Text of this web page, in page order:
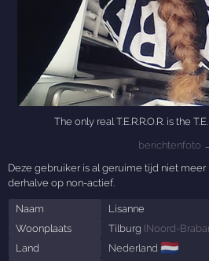
The only real T.E.R.R.O.R. is the
berichtenfoto
Deze gebruiker is al geruime tijd niet
derhalve op non-actief.
Naam
Lisanne
Woonplaats
Tilburg (Noord-
Land
Nederland 🇳🇱